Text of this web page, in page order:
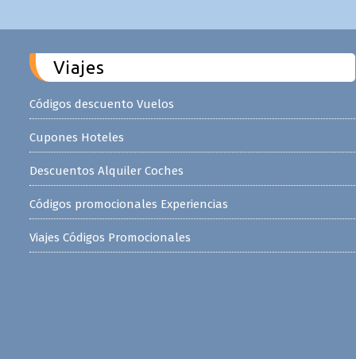
Viajes
Códigos descuento Vuelos
Cupones Hoteles
Descuentos Alquiler Coches
Códigos promocionales Experiencias
Viajes Códigos Promocionales